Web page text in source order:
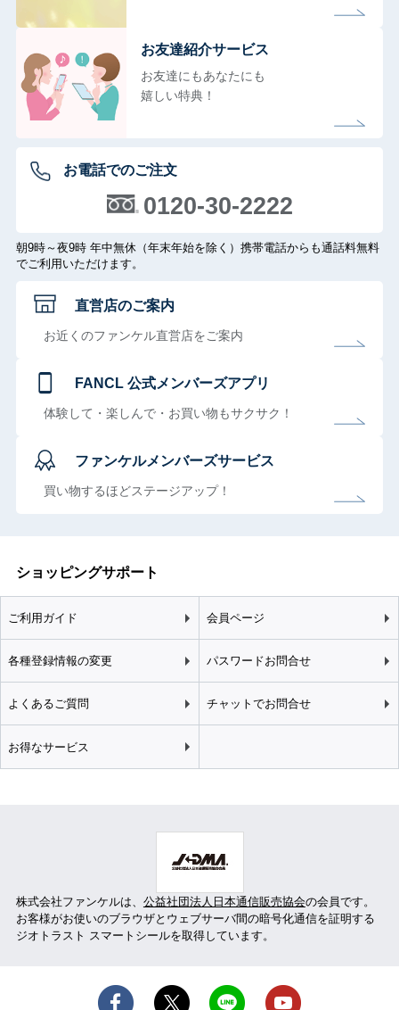
お友達紹介サービス
お友達にもあなたにも
嬉しい特典！
お電話でのご注文
0120-30-2222
朝9時～夜9時 年中無休（年末年始を除く）携帯電話からも通話料無料
でご利用いただけます。
直営店のご案内
お近くのファンケル直営店をご案内
FANCL 公式メンバーズアプリ
体験して・楽しんで・お買い物もサクサク！
ファンケルメンバーズサービス
買い物するほどステージアップ！
ショッピングサポート
ご利用ガイド 会員ページ
各種登録情報の変更 パスワードお問合せ
よくあるご質問 チャットでお問合せ
お得なサービス
株式会社ファンケルは、 公益社団法人日本通信販売協会の会員です。
お客様がお使いのブラウザとウェブサーバ間の暗号化通信を証明する
ジオトラスト スマートシールを取得しています。